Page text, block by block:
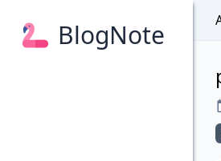
BlogNote